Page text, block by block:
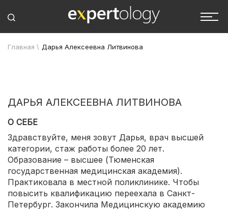
Главная \ Дарья Алексеевна Литвинова
ДАРЬЯ АЛЕКСЕЕВНА ЛИТВИНОВА
О СЕБЕ
Здравствуйте, меня зовут Дарья, врач высшей
категории, стаж работы более 20 лет.
Образование – высшее (Тюменская
государственная медицинская академия).
Практиковала в местной поликлинике. Чтобы
повысить квалификацию переехала в Санкт-
Петербург. Закончила Медицинскую академию